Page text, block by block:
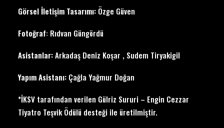
Görsel İletişim Tasarımı: Özge Güven
Fotoğraf: Rıdvan Güngördü
Asistanlar:Arkadaş Deniz Koşar , Sudem Tiryakigil
Yapım Asistanı: Çağla Yağmur Doğan
*İKSV tarafından verilen Gülriz Sururi – Engin Cezzar
Tiyatro Teşvik Ödülü desteği ile üretilmiştir.